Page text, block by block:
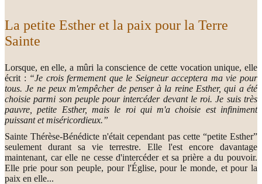
La petite Esther et la paix pour la Terre
Sainte
Lorsque, en elle, a mûri la conscience de cette vocation unique, elle
écrit : “Je crois fermement que le Seigneur acceptera ma vie pour
tous. Je ne peux m'empêcher de penser à la reine Esther, qui a été
choisie parmi son peuple pour intercéder devant le roi. Je suis très
pauvre, petite Esther, mais le roi qui m'a choisie est infiniment
puissant et miséricordieux.”
Sainte Thérèse-Bénédicte n'était cependant pas cette “petite Esther”
seulement durant sa vie terrestre. Elle l'est encore davantage
maintenant, car elle ne cesse d'intercéder et sa prière a du pouvoir.
Elle prie pour son peuple, pour l'Église, pour le monde, et pour la
paix en elle...